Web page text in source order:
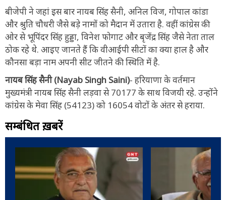
बीजेपी ने जहां इस बार नायब सिंह सैनी, अनिल विज, गोपाल कांडा
और श्रुति चौधरी जैसे बड़े नामों को मैदान में उतारा है. वहीं कांग्रेस की
ओर से भूपिंदर सिंह हुड्डा, विनेश फोगाट और बृजेंद्र सिंह जैसे नेता ताल
ठोक रहे थे. आइए जानते हैं कि वीआईपी सीटों का क्या हाल है और
कौनसा बड़ा नाम अपनी सीट जीतने की स्थिति में है.
नायब सिंह सैनी (Nayab Singh Saini)- हरियाणा के वर्तमान
मुख्यमंत्री नायब सिंह सैनी लड़वा से 70177 के साथ विजयी रहे. उन्होंने
कांग्रेस के मेवा सिंह (54123) को 16054 वोटों के अंतर से हराया.
सम्बंधित ख़बरें